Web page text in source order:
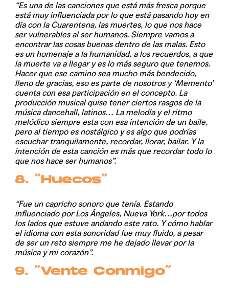
“Es una de las canciones que está más fresca porque
está muy influenciada por lo que está pasando hoy en
día con la Cuarentena, las muertes, lo que nos hace
ser vulnerables al ser humanos. Siempre vamos a
encontrar las cosas buenas dentro de las malas. Esto
es un homenaje a la humanidad, a los recuerdos, a que
la muerte va a llegar y es lo más seguro que tenemos.
Hacer que ese camino sea mucho más bendecido,
lleno de gracias, eso es parte de nosotros y ‘Memento’
cuenta con esa participación en el concepto. La
producción musical quise tener ciertos rasgos de la
música dancehall, latinos… La melodía y el ritmo
melódico siempre esta con esa intención de un baile,
pero al tiempo es nostálgico y es algo que podrías
escuchar tranquilamente, recordar, llorar, bailar. Y la
intención de esta canción es más que recordar todo lo
que nos hace ser humanos”.
8. “Huecos”
“Fue un capricho sonoro que tenía. Estando
influenciado por Los Ángeles, Nueva York…por todos
los lados que estuve andando este rato. Y cómo hablar
el idioma con esta sonoridad fue muy fluido, a pesar
de ser un reto siempre me he dejado llevar por la
música y mi corazón”.
9. “Vente Conmigo”